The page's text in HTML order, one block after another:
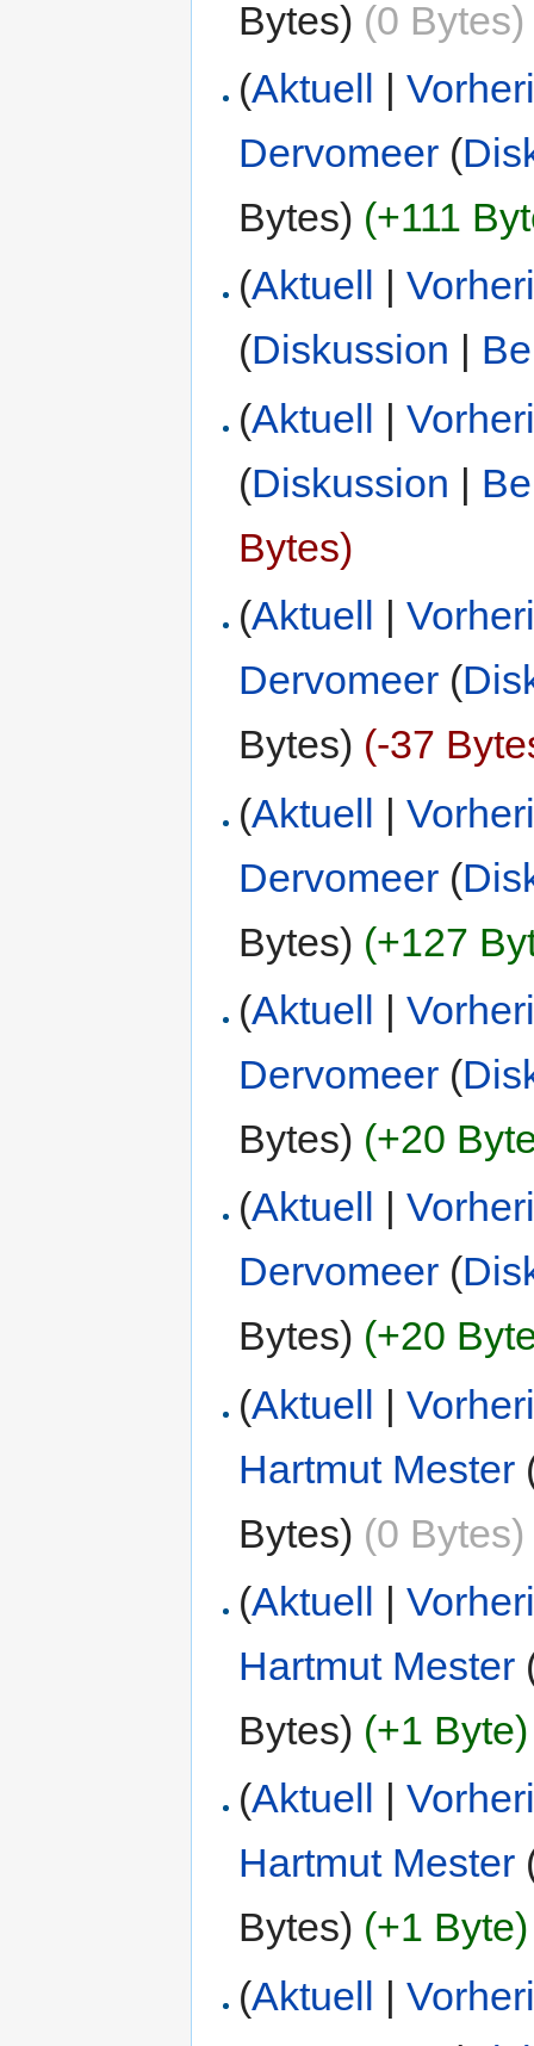
Bytes) (0 Bytes)
(Aktuell |
Dervomeer (
Bytes) (+111
(Aktuell |
(Diskussion
(Aktuell |
(Diskussion |
Bytes)
(Aktuell |
Dervomeer (
Bytes) (-37
(Aktuell |
Dervomeer (
Bytes) (+127
(Aktuell |
Dervomeer (
Bytes) (+20
(Aktuell |
Dervomeer (
Bytes) (+20
(Aktuell |
Hartmut Mester
Bytes) (0 Bytes)
(Aktuell |
Hartmut Mester
Bytes) (+1 Byte)
(Aktuell |
Hartmut Mester
Bytes) (+1 Byte)
(Aktuell |